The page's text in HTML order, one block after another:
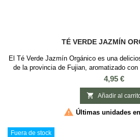
TÉ VERDE JAZMÍN
El Té Verde Jazmín Orgánico es una
de la provincia de Fujian, aromatizado
conocido por su delicado y suave sabor,
ofrece efectos calmantes que ayudan a
El proceso de aromatización se realiza
el aroma y...
Precio
4,95 €
 Añadir al
 Últimas unidades
Fuera de stock